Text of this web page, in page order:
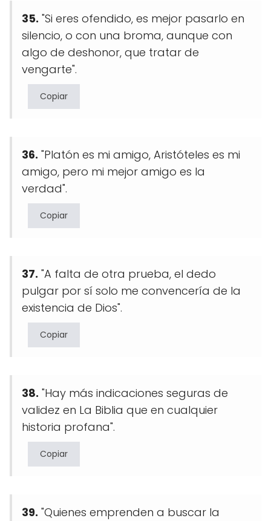
35. "Si eres ofendido, es mejor pasarlo en
silencio, o con una broma, aunque con
algo de deshonor, que tratar de
vengarte".
Copiar
36. "Platón es mi amigo, Aristóteles es mi
amigo, pero mi mejor amigo es la
verdad".
Copiar
37. "A falta de otra prueba, el dedo
pulgar por sí solo me convencería de la
existencia de Dios".
Copiar
38. "Hay más indicaciones seguras de
validez en La Biblia que en cualquier
historia profana".
Copiar
39. "Quienes emprenden a buscar la